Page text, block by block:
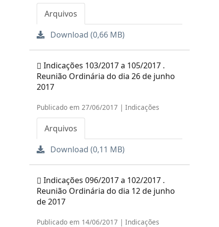
Arquivos
Download (0,66 MB)
Indicações 103/2017 a 105/2017 .
Reunião Ordinária do dia 26 de junho
2017
Publicado em 27/06/2017 | Indicações
Arquivos
Download (0,11 MB)
Indicações 096/2017 a 102/2017 .
Reunião Ordinária do dia 12 de junho
de 2017
Publicado em 14/06/2017 | Indicações